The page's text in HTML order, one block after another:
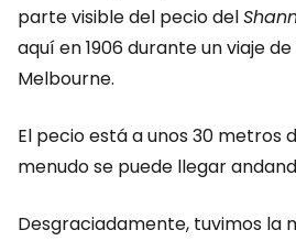
parte visible del pecio del
aquí en 1906 durante un viaje
Melbourne.
El pecio está a unos 30 metros
menudo se puede llegar
Desgraciadamente, tuvimos la